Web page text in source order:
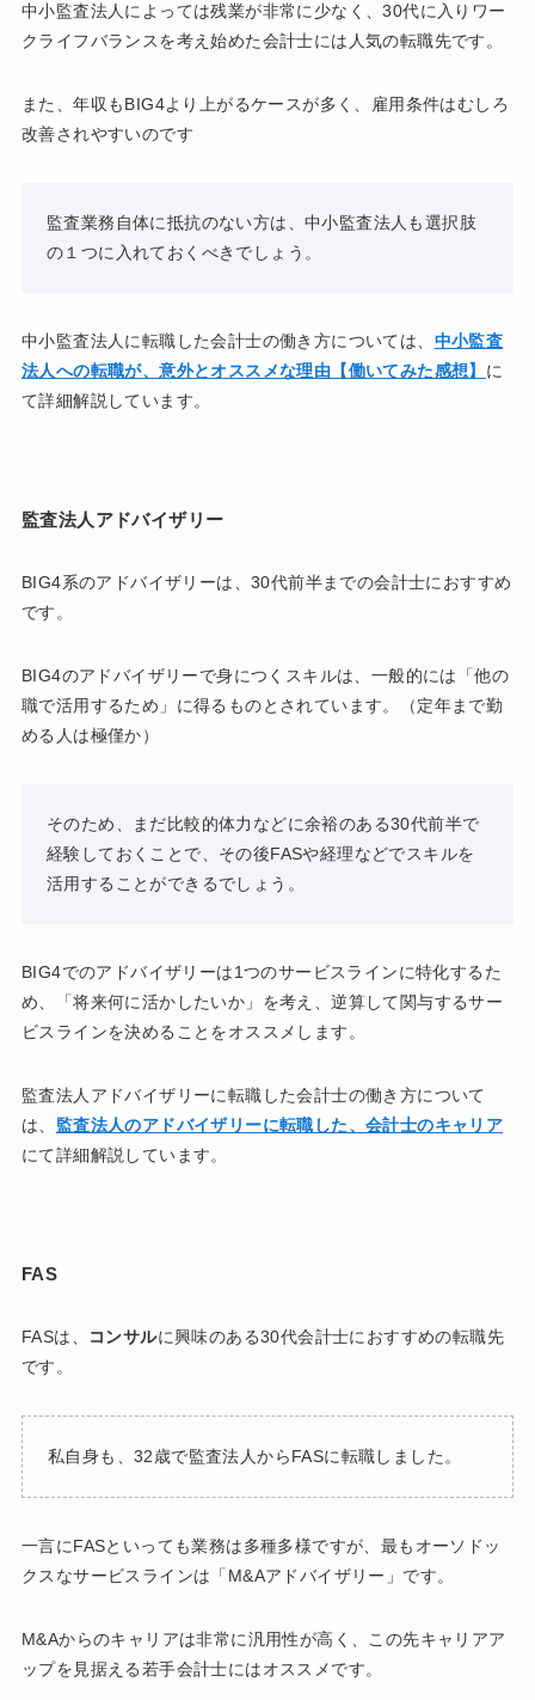
中小監査法人によっては残業が非常に少なく、30代に入りワー
クライフバランスを考え始めた会計士には人気の転職先です。
また、年収もBIG4より上がるケースが多く、雇用条件はむしろ
改善されやすいのです
監査業務自体に抵抗のない方は、中小監査法人も選択肢
の１つに入れておくべきでしょう。
中小監査法人に転職した会計士の働き方については、 中小監査
法人への転職が、意外とオススメな理由【働いてみた感想】 に
て詳細解説しています。
監査法人アドバイザリー
BIG4系のアドバイザリーは、30代前半までの会計士におすすめ
です。
BIG4のアドバイザリーで身につくスキルは、一般的には「他の
職で活用するため」に得るものとされています。（定年まで勤
める人は極僅か）
そのため、まだ比較的体力などに余裕のある30代前半で
経験しておくことで、その後FASや経理などでスキルを
活用することができるでしょう。
BIG4でのアドバイザリーは1つのサービスラインに特化するた
め、「将来何に活かしたいか」を考え、逆算して関与するサー
ビスラインを決めることをオススメします。
監査法人アドバイザリーに転職した会計士の働き方について
は、 監査法人のアドバイザリーに転職した、会計士のキャリア
にて詳細解説しています。
FAS
FASは、 コンサルに興味のある30代会計士におすすめの転職先
です。
私自身も、32歳で監査法人からFASに転職しました。
一言にFASといっても業務は多種多様ですが、最もオーソドッ
クスなサービスラインは「M&Aアドバイザリー」です。
M&Aからのキャリアは非常に汎用性が高く、この先キャリアア
ップを見据える若手会計士にはオススメです。